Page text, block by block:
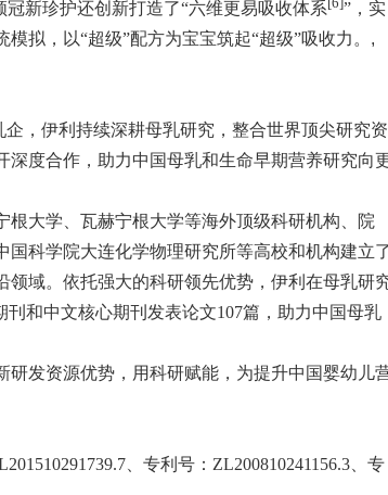
新珍护还创新打造了“六维更易吸收体系
”，实
拟，以“超级”配方为宝宝筑起“超级”吸收力。 ,
，伊利持续深耕母乳研究，整合世界顶尖研究资
度合作，助力中国母乳和生命早期营养研究向
大学、瓦赫宁根大学等海外顶级科研机构、院
科学院大连化学物理研究所等高校和机构建立
域。依托强大的科研领先优势，伊利在母乳研
和中文核心期刊发表论文107篇，助力中国母乳
发资源优势，用科研赋能，为提升中国婴幼儿
、专利号：ZL200810241156.3、专